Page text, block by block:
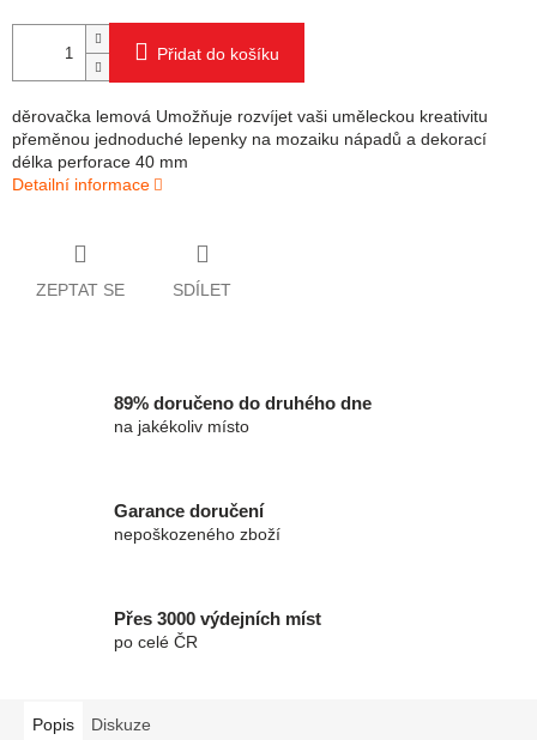
Přidat do košíku
děrovačka lemová Umožňuje rozvíjet vaši uměleckou kreativitu
přeměnou jednoduché lepenky na mozaiku nápadů a dekorací
délka perforace 40 mm
Detailní informace
ZEPTAT SE SDÍLET
89% doručeno do druhého dne
na jakékoliv místo
Garance doručení
nepoškozeného zboží
Přes 3000 výdejních míst
po celé ČR
Popis Diskuze